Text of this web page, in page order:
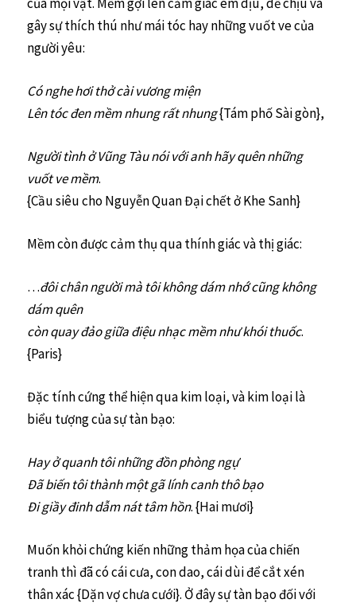
gây sự thích thú như mái tóc hay những vuốt ve của
người yêu:
Có nghe hơi thở cài vương miện
Lên tóc đen mềm nhung rất nhung{Tám phố Sài gòn},
Người tình ở Vũng Tàu nói với anh hãy quên những
vuốt ve mềm.
{Cầu siêu cho Nguyễn Quan Đại chết ở Khe Sanh}
Mềm còn được cảm thụ qua thính giác và thị giác:
…đôi chân người mà tôi không dám nhớ cũng không
dám quên
còn quay đảo giữa điệu nhạc mềm như khói thuốc.
{Paris}
Đặc tính cứng thể hiện qua kim loại, và kim loại là
biểu tượng của sự tàn bạo:
Hay ở quanh tôi những đồn phòng ngự
Đã biến tôi thành một gã lính canh thô bạo
Đi giầy đinh dẫm nát tâm hồn. {Hai mươi}
Muốn khỏi chứng kiến những thảm họa của chiến
tranh thì đã có cái cưa, con dao, cái dùi để cắt xén
thân xác {Dặn vợ chưa cưới}. Ở đây sự tàn bạo đối với